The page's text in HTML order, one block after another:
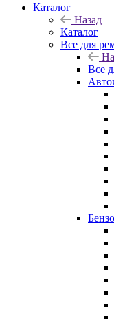
Каталог
Назад
Каталог
Все для
Все